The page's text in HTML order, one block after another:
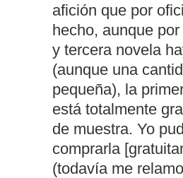
afición que por
hecho, aunque
y tercera novela
(aunque una
pequeña), la
está totalmente
de muestra. Yo
comprarla
(todavía me